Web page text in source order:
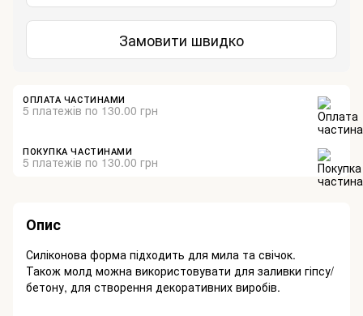
Замовити швидко
ОПЛАТА ЧАСТИНАМИ
5 платежів по 130.00 грн
ПОКУПКА ЧАСТИНАМИ
5 платежів по 130.00 грн
Опис
Силіконова форма підходить для мила та свічок.
Також молд можна використовувати для заливки гіпсу/
бетону, для створення декоративних виробів.